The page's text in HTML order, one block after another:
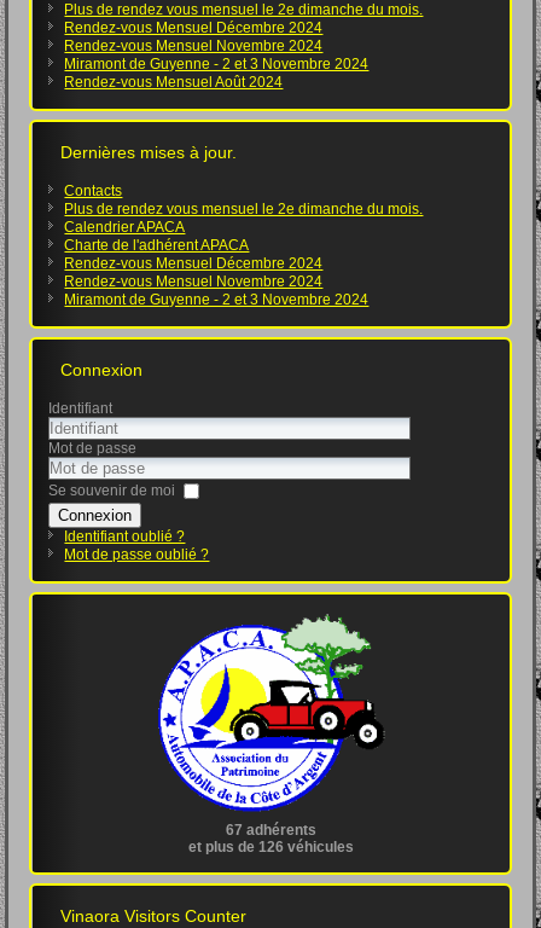
Plus de rendez vous mensuel le 2e dimanche du mois.
Rendez-vous Mensuel Décembre 2024
Rendez-vous Mensuel Novembre 2024
Miramont de Guyenne - 2 et 3 Novembre 2024
Rendez-vous Mensuel Août 2024
Dernières mises à jour.
Contacts
Plus de rendez vous mensuel le 2e dimanche du mois.
Calendrier APACA
Charte de l'adhérent APACA
Rendez-vous Mensuel Décembre 2024
Rendez-vous Mensuel Novembre 2024
Miramont de Guyenne - 2 et 3 Novembre 2024
Connexion
Identifiant
Mot de passe
Se souvenir de moi
Connexion
Identifiant oublié ?
Mot de passe oublié ?
67 adhérents
et plus de 126 véhicules
Vinaora Visitors Counter